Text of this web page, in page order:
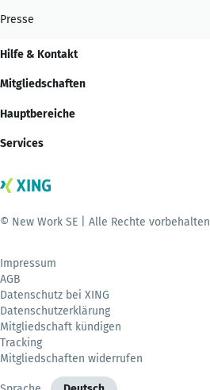
Presse
Hilfe & Kontakt
Mitgliedschaften
Hauptbereiche
Services
© New Work SE | Alle Rechte vorbehalten
Impressum
AGB
Datenschutz bei XING
Datenschutzerklärung
Mitgliedschaft kündigen
Tracking
Mitgliedschaften widerrufen